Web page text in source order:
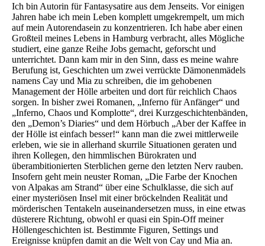
Ich bin Autorin für Fantasysatire aus dem Jenseits. Vor einigen
Jahren habe ich mein Leben komplett umgekrempelt, um mich
auf mein Autorendasein zu konzentrieren. Ich habe aber einen
Großteil meines Lebens in Hamburg verbracht, alles Mögliche
studiert, eine ganze Reihe Jobs gemacht, geforscht und
unterrichtet. Dann kam mir in den Sinn, dass es meine wahre
Berufung ist, Geschichten um zwei verrückte Dämonenmädels
namens Cay und Mia zu schreiben, die im gehobenen
Management der Hölle arbeiten und dort für reichlich Chaos
sorgen. In bisher zwei Romanen, „Inferno für Anfänger“ und
„Inferno, Chaos und Komplotte“, drei Kurzgeschichtenbänden,
den „Demon’s Diaries“ und dem Hörbuch „Aber der Kaffee in
der Hölle ist einfach besser!“ kann man die zwei mittlerweile
erleben, wie sie in allerhand skurrile Situationen geraten und
ihren Kollegen, den himmlischen Bürokraten und
überambitionierten Sterblichen gerne den letzten Nerv rauben.
Insofern geht mein neuster Roman, „Die Farbe der Knochen
von Alpakas am Strand“ über eine Schulklasse, die sich auf
einer mysteriösen Insel mit einer bröckelnden Realität und
mörderischen Tentakeln auseinandersetzen muss, in eine etwas
düsterere Richtung, obwohl er quasi ein Spin-Off meiner
Höllengeschichten ist. Bestimmte Figuren, Settings und
Ereignisse knüpfen damit an die Welt von Cay und Mia an.